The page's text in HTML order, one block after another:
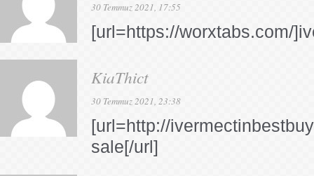
30 Temmuz 2021, 17:55
[url=https://worxtabs.com/
KiaThict
30 Temmuz 2021, 23:38
[url=http://
sale[/url]